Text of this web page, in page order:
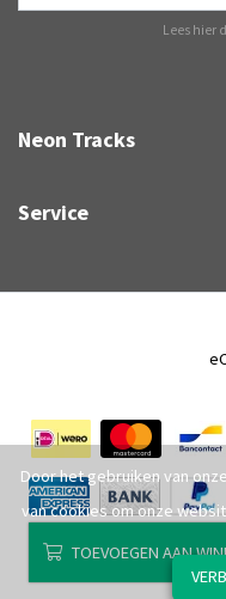
TOEVOEGEN AAN
Lees hier
Neon Tracks
Service
Door het gebruiken van
van cookies om onze